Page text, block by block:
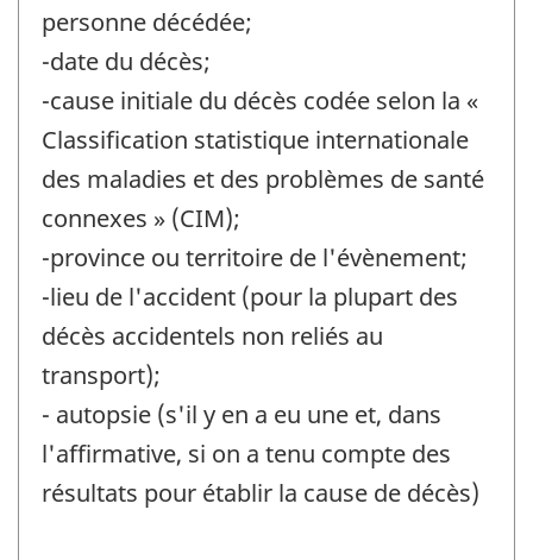
personne décédée;
-date du décès;
-cause initiale du décès codée selon la «
Classification statistique internationale
des maladies et des problèmes de santé
connexes » (CIM);
-province ou territoire de l'évènement;
-lieu de l'accident (pour la plupart des
décès accidentels non reliés au
transport);
- autopsie (s'il y en a eu une et, dans
l'affirmative, si on a tenu compte des
résultats pour établir la cause de décès)